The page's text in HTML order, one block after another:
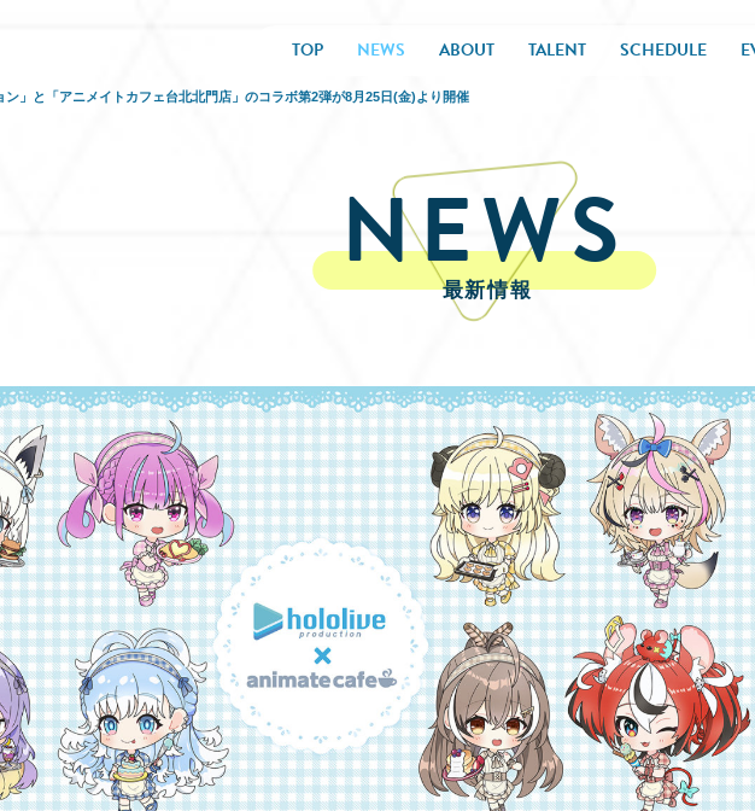
TOP NEWS ABOUT TALENT SCHEDULE
ン」と「アニメイトカフェ台北北門店」のコラボ第2弾が8月25日(金)より開催
NEWS
最新情報